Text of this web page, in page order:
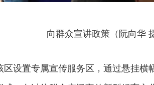
向群众宣讲政策（阮向华
设置专属宣传服务区，通过悬挂横